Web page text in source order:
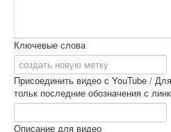
Ключевые слова
Присоединить видео с YouTube /
тольк последние обозначения с
Описание для видео